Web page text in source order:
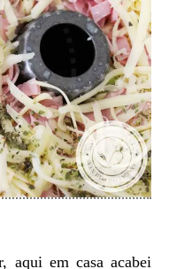
aqui em casa acabei